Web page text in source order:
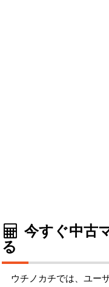
今すぐ中古
る
ウチノカチでは、ユー